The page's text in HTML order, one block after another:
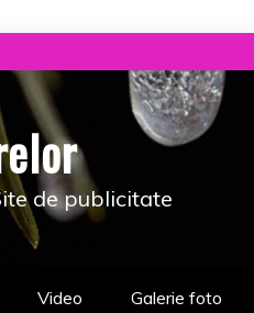
de publicitate
Video Galerie foto